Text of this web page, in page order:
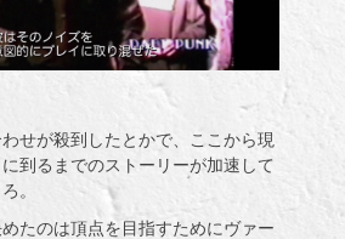
せが殺到したとかで、ここから現
到るまでのストーリーが加速して
。
たのは頂点を目指すためにヴァー